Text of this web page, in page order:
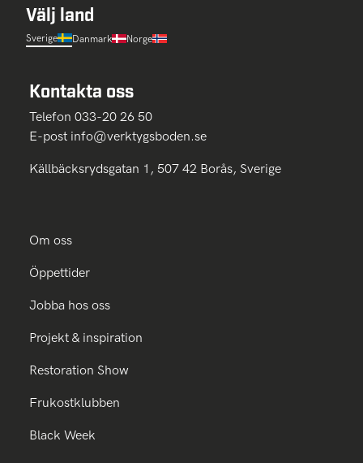
Välj land
Sverige Danmark Norge
Kontakta oss
Telefon 033-20 26 50
E-post info@verktygsboden.se
Källbäcksrydsgatan 1, 507 42 Borås, Sverige
Om oss
Öppettider
Jobba hos oss
Projekt & inspiration
Restoration Show
Frukostklubben
Black Week